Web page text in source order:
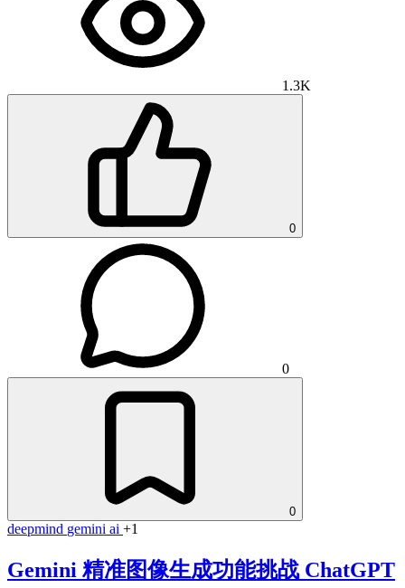
1.3K
0
0
0
deepmind gemini ai +1
Gemini 精准图像生成功能挑战 ChatGPT